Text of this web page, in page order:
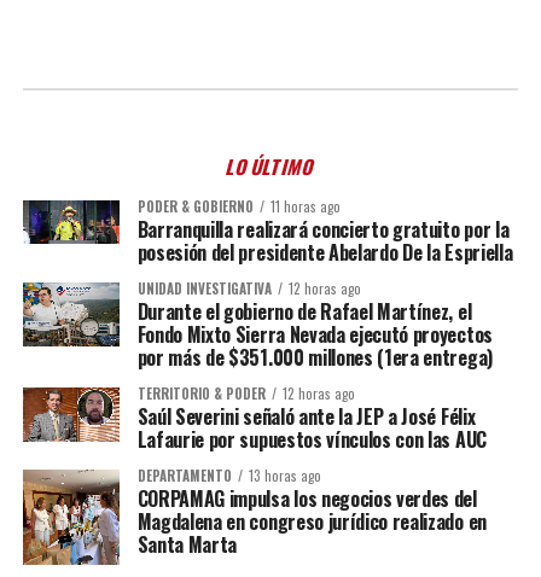
LO ÚLTIMO
PODER & GOBIERNO 11 horas ago
Barranquilla realizará concierto gratuito por la
posesión del presidente Abelardo De la Espriella
UNIDAD INVESTIGATIVA 12 horas ago
Durante el gobierno de Rafael Martínez, el
Fondo Mixto Sierra Nevada ejecutó proyectos
por más de $351.000 millones (1era entrega)
TERRITORIO & PODER 12 horas ago
Saúl Severini señaló ante la JEP a José Félix
Lafaurie por supuestos vínculos con las AUC
DEPARTAMENTO 13 horas ago
CORPAMAG impulsa los negocios verdes del
Magdalena en congreso jurídico realizado en
Santa Marta